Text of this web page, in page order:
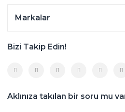
Markalar
Bizi Takip Edin!
Aklınıza takılan bir soru mu